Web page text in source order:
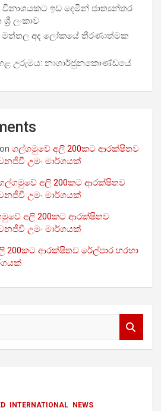
ඉඩ දෙමින් ජාත්‍යන්තර
ලංකාව
මත්තල අද ලෝකයේ තීරණාත්මක
උරුමය: නාගාර්ජුනකොණ්ඩයේ
on ගල්ගමුවේ අලි 200කට ආරක්ෂිතව
උමං මාර්ගයක්
අලි 200කට ආරක්ෂිතව
උමං මාර්ගයක්
අලි 200කට ආරක්ෂිතව
උමං මාර්ගයක්
200කට ආරක්ෂිතව රේල්පාර හරහා
INTERNATIONAL NEWS